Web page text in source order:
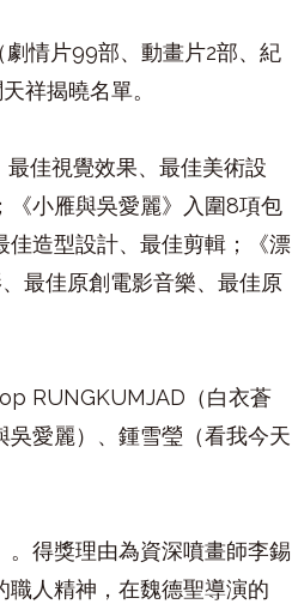
劇情片99部、動畫片2部、紀
祥揭曉名單。
佳視覺效果、最佳美術設
《小雁與吳愛麗》入圍8項包
造型設計、最佳剪輯；《漂
最佳原創電影音樂、最佳原
RUNGKUMJAD （白衣蒼
愛麗）、鍾雪瑩（看我今天
得獎理由為資深噴畫師李錫
人精神，在魏德聖導演的